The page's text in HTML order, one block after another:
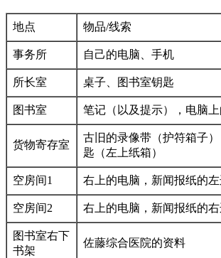
地点 物品/线索
事务所 自己的电脑、手机
所长室 桌子、图书室钥匙
图书室 笔记（以及提示），电脑
货物寄存室
古旧的录像带（护符箱子
匙（左上纸箱）
空房间1 右上的电脑，新闻报纸的左
空房间2 右上的电脑，新闻报纸的右
图书室右下
书架
佐藤综合医院的资料